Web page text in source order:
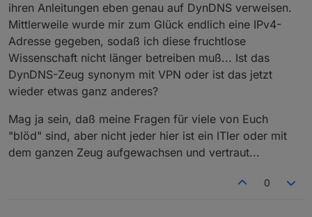
ihren Anleitungen eben genau auf DynDNS verweisen.
Mittlerweile wurde mir zum Glück endlich eine IPv4-
Adresse gegeben, sodaß ich diese fruchtlose
Wissenschaft nicht länger betreiben muß... Ist das
DynDNS-Zeug synonym mit VPN oder ist das jetzt
wieder etwas ganz anderes?
Mag ja sein, daß meine Fragen für viele von Euch
"blöd" sind, aber nicht jeder hier ist ein ITler oder mit
dem ganzen Zeug aufgewachsen und vertraut...
0